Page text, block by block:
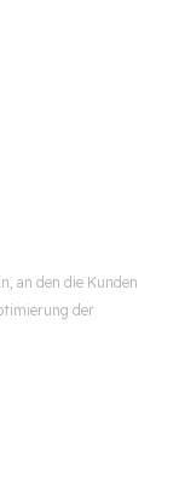
an den die Kunden
der